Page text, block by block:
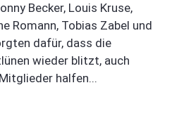
Becker, Louis Kruse,
Romann, Tobias Zabel und
dafür, dass die
wieder blitzt, auch
halfen...